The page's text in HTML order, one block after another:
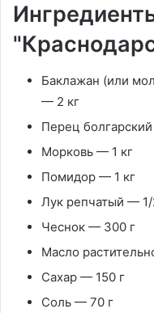
Баклажан (или
— 2 кг
Перец
Морковь — 1 кг
Помидор — 1 кг
Лук репчатый — 1/
Чеснок — 300 г
Масло
Сахар — 150 г
Соль — 70 г